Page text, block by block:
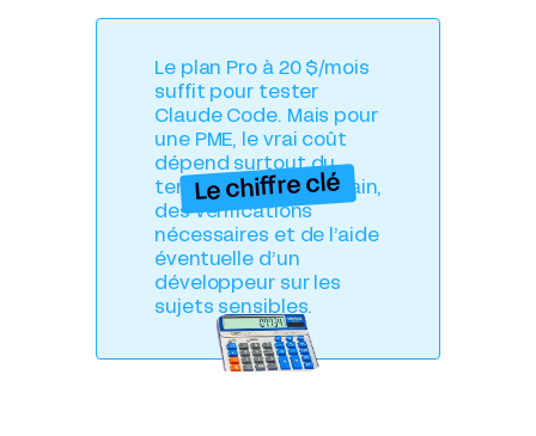
Le plan Pro à 20 $/mois
suffit pour tester
Claude Code. Mais pour
une PME, le vrai coût
dépend surtout du
temps de prise en main,
des vérifications
nécessaires et de l’aide
éventuelle d’un
développeur sur les
sujets sensibles.
Le chiffre clé